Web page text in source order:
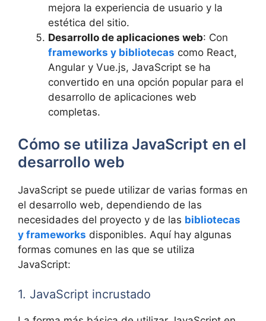
mejora la experiencia de usuario y la
estética del sitio.
Desarrollo de aplicaciones web: Con
frameworks y bibliotecas como React,
Angular y Vue.js, JavaScript se ha
convertido en una opción popular para el
desarrollo de aplicaciones web
completas.
Cómo se utiliza JavaScript en el
desarrollo web
JavaScript se puede utilizar de varias formas en
el desarrollo web, dependiendo de las
necesidades del proyecto y de las bibliotecas
y frameworks disponibles. Aquí hay algunas
formas comunes en las que se utiliza
JavaScript:
1. JavaScript incrustado